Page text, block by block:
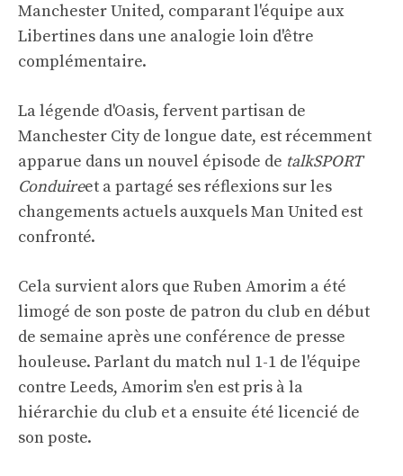
Manchester United, comparant l'équipe aux
Libertines dans une analogie loin d'être
complémentaire.
La légende d'Oasis, fervent partisan de
Manchester City de longue date, est récemment
apparue dans un nouvel épisode de talkSPORT
Conduireet a partagé ses réflexions sur les
changements actuels auxquels Man United est
confronté.
Cela survient alors que Ruben Amorim a été
limogé de son poste de patron du club en début
de semaine après une conférence de presse
houleuse. Parlant du match nul 1-1 de l'équipe
contre Leeds, Amorim s'en est pris à la
hiérarchie du club et a ensuite été licencié de
son poste.